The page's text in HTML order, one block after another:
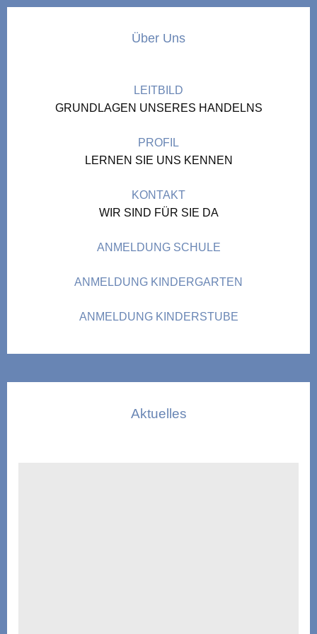
Über Uns
LEITBILD
GRUNDLAGEN UNSERES HANDELNS
PROFIL
LERNEN SIE UNS KENNEN
KONTAKT
WIR SIND FÜR SIE DA
ANMELDUNG SCHULE
ANMELDUNG KINDERGARTEN
ANMELDUNG KINDERSTUBE
Aktuelles